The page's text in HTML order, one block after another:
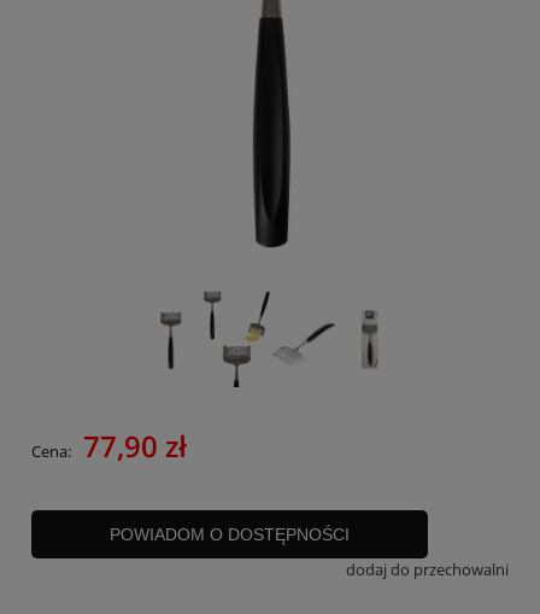
Cena: 77,90 zł
POWIADOM O DOSTĘPNOŚCI
dodaj do przechowalni